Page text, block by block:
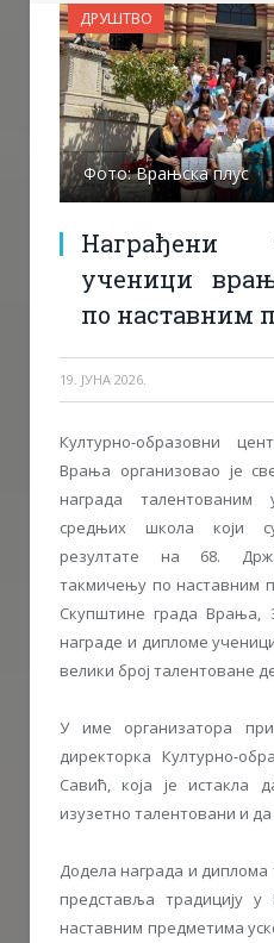
Фото: Врањска плус
Награђени
ученици
по наставним
19. ЈУНА 2026.
ДРУШТВО
Културно-образовни
Врања организовао је
награда
средњих школа који
резултате на 68.
такмичењу по наставним
Скупштине града Врања,
награде и дипломе
велики број талентоване
У име организатора
директорка Културно-
Савић, која је истакла
изузетно талентовани и
Додела награда и
представља традицију
наставним предметима